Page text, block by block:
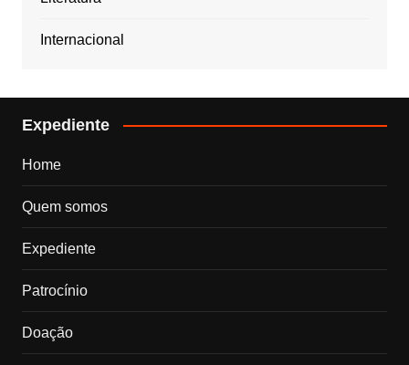
Internacional
Expediente
Home
Quem somos
Expediente
Patrocínio
Doação